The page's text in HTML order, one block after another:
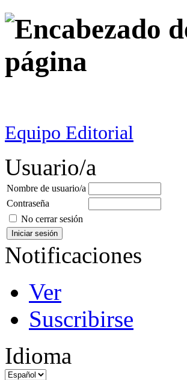
Equipo Editorial
Usuario/a
Nombre de usuario/a
Contraseña
No cerrar sesión
Notificaciones
Ver
Suscribirse
Idioma